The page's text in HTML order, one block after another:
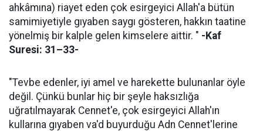
ahkâmına) riayet eden çok esirgeyici Allah'a bütün
samimiyetiyle gıyaben saygı gösteren, hakkın taatine
yönelmiş bir kalple gelen kimselere aittir. " -Kaf
Suresi: 31–33-
"Tevbe edenler, iyi amel ve harekette bulunanlar öyle
değil. Çünkü bunlar hiç bir şeyle haksızlığa
uğratılmayarak Cennet'e, çok esirgeyici Allah'ın
kullarına gıyaben va'd buyurduğu Adn Cennet'lerine